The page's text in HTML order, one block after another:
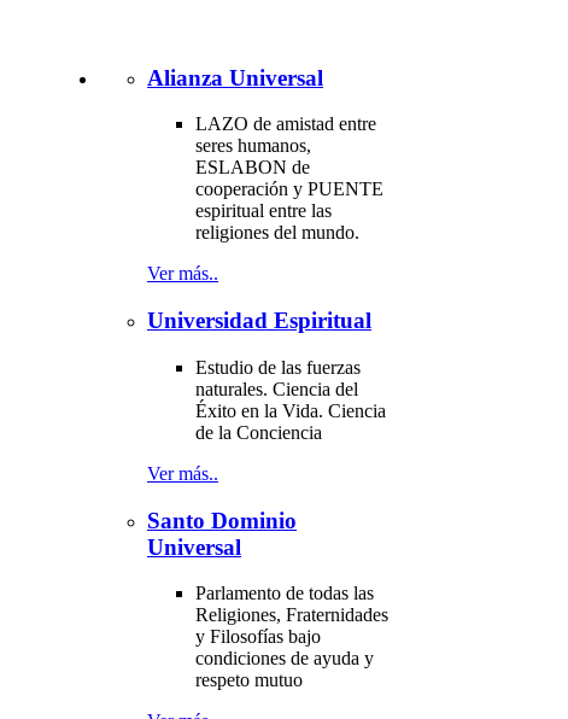
Alianza Universal
LAZO de amistad entre
seres humanos,
ESLABON de
cooperación y PUENTE
espiritual entre las
religiones del mundo.
Ver más..
Universidad Espiritual
Estudio de las fuerzas
naturales. Ciencia del
Éxito en la Vida. Ciencia
de la Conciencia
Ver más..
Santo Dominio
Universal
Parlamento de todas las
Religiones, Fraternidades
y Filosofías bajo
condiciones de ayuda y
respeto mutuo